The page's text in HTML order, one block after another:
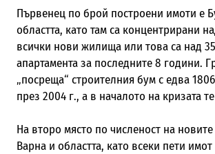
Първенец по брой построени имоти е
областта, като там са концентрирани
всички нови жилища или това са над
апартамента за последните 8 години.
„посреща“ строителния бум с едва
през 2004 г., а в началото на кризата
На второ място по численост на
Варна и областта, като всеки пети